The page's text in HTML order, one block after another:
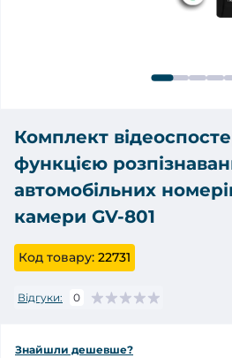
Комплект
функцією
автомобільних
камери GV-801
Код товару: 22731
Відгуки: 0
Знайшли дешевше?